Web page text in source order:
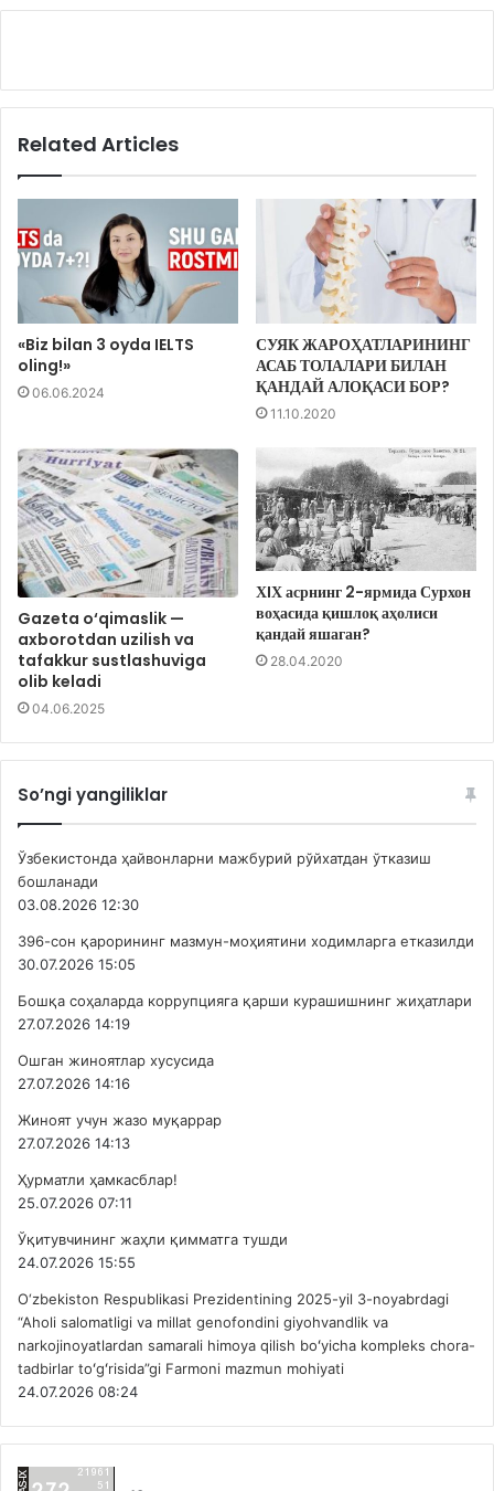
Related Articles
«Biz bilan 3 oyda IELTS
oling!»
06.06.2024
СУЯК ЖАРОҲАТЛАРИНИНГ
АСАБ ТОЛАЛАРИ БИЛАН
ҚАНДАЙ АЛОҚАСИ БОР?
11.10.2020
Gazeta o‘qimaslik —
axborotdan uzilish va
tafakkur sustlashuviga
olib keladi
04.06.2025
ХIХ асрнинг 2-ярмида Сурхон
воҳасида қишлоқ аҳолиси
қандай яшаган?
28.04.2020
So’ngi yangiliklar
Ўзбекистонда ҳайвонларни мажбурий рўйхатдан ўтказиш
бошланади
03.08.2026 12:30
396-сон қарорининг мазмун-моҳиятини ходимларга етказилди
30.07.2026 15:05
Бошқа соҳаларда коррупцияга қарши курашишнинг жиҳатлари
27.07.2026 14:19
Ошган жиноятлар хусусида
27.07.2026 14:16
Жиноят учун жазо муқаррар
27.07.2026 14:13
Ҳурматли ҳамкасблар!
25.07.2026 07:11
Ўқитувчининг жаҳли қимматга тушди
24.07.2026 15:55
O‘zbekiston Respublikasi Prezidentining 2025-yil 3-noyabrdagi
“Aholi salomatligi va millat genofondini giyohvandlik va
narkojinoyatlardan samarali himoya qilish boʻyicha kompleks chora-
tadbirlar toʻgʻrisida”gi Farmoni mazmun mohiyati
24.07.2026 08:24